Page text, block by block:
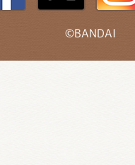
©BANDAI